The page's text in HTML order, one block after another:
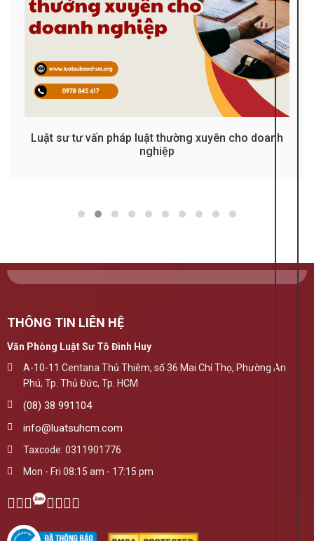
Luật sư tư vấn pháp luật thường xuyên cho doanh
nghiệp
Luật sư tư vấn đăng ký dạy thêm
THÔNG TIN LIÊN HỆ
Văn Phòng Luật Sư Tô Đình Huy
A-10-11 Centana Thủ Thiêm, số 36 Mai Chí Thọ, Phường An
Phú, Tp. Thủ Đức, Tp. HCM
(08) 38 991104
info@luatsuhcm.com
Taxcode: 0311901776
Mon - Fri 08:15 am - 17:15 pm